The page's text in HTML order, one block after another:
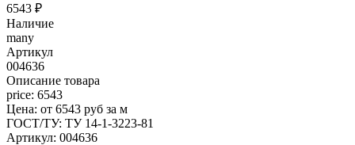
6543 ₽
Наличие
many
Артикул
004636
Описание товара
price: 6543
Цена: от 6543 руб за м
ГОСТ/ТУ: ТУ 14-1-3223-81
Артикул: 004636